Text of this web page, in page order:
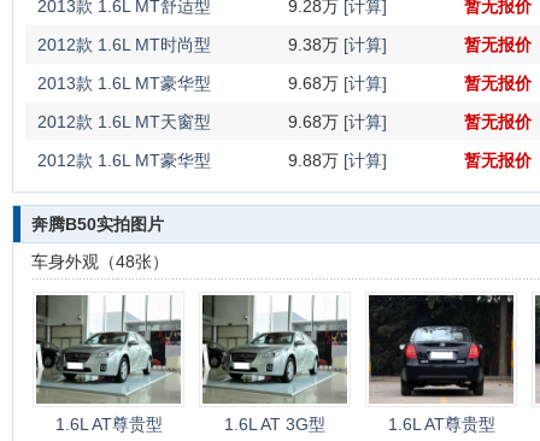
2013款 1.6L MT舒适型
9.28万 [计算]
暂无报价
2012款 1.6L MT时尚型
9.38万 [计算]
暂无报价
2013款 1.6L MT豪华型
9.68万 [计算]
暂无报价
2012款 1.6L MT天窗型
9.68万 [计算]
暂无报价
2012款 1.6L MT豪华型
9.88万 [计算] 暂无报价
奔腾B50实拍图片
车身外观（48张）
1.6L AT尊贵型 1.6L AT 3G型 1.6L AT尊贵型